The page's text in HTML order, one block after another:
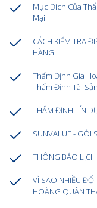
Mục Đích Của
Mại
CÁCH KIỂM TRA
HÀNG
Thẩm Định Gía
Thẩm Định Tài
THẨM ĐỊNH TÍN
SUNVALUE - GÓI
THÔNG BÁO
VÌ SAO NHIỀU
HOÀNG QUÂN